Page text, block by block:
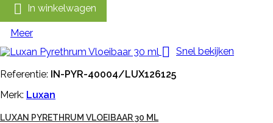
 In winkelwagen
Meer
 Snel bekijken
Referentie: IN-PYR-40004/LUX126125
Merk: Luxan
LUXAN PYRETHRUM VLOEIBAAR 30 ML